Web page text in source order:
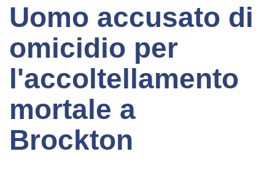
Uomo accusato di
omicidio per
l'accoltellamento
mortale a
Brockton